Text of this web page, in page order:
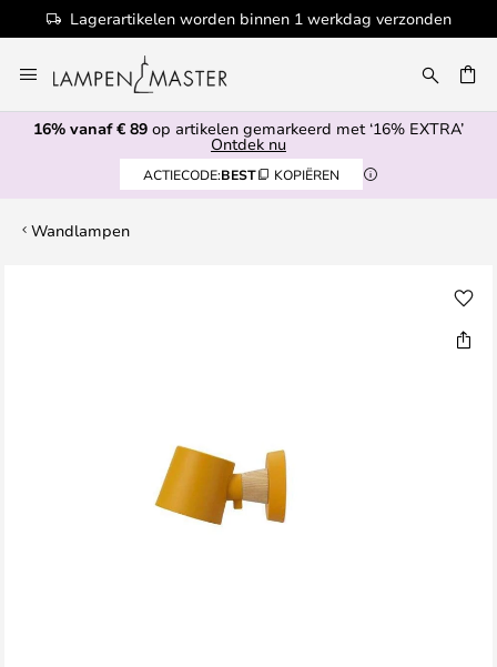
Lagerartikelen worden binnen 1 werkdag verzonden
naar
de
inhoud
16% vanaf € 89 op artikelen gemarkeerd met ‘16% EXTRA’
Ontdek nu
ACTIECODE:BEST KOPIËREN
Wandlampen